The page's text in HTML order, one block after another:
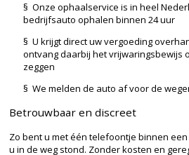
§ Onze ophaalservice is in heel
bedrijfsauto ophalen binnen 24 uur
§ U krijgt direct uw vergoeding
ontvang daarbij het vrijwaringsbewijs
zeggen
§ We melden de auto af voor de
Betrouwbaar en discreet
Zo bent u met één telefoontje binnen
u in de weg stond. Zonder kosten en